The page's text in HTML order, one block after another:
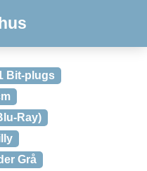
Bit-plugs
Ray)
Grå